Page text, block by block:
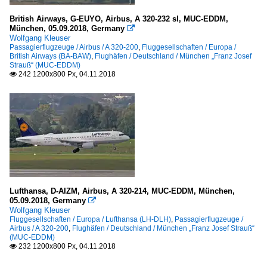
British Airways, G-EUYO, Airbus, A 320-232 sl, MUC-EDDM,
München, 05.09.2018, Germany 
Wolfgang Kleuser
Passagierflugzeuge / Airbus / A 320-200, Fluggesellschaften / Europa /
British Airways (BA-BAW), Flughäfen / Deutschland / München „Franz Josef
Strauß“ (MUC-EDDM)
 242 1200x800 Px, 04.11.2018
Lufthansa, D-AIZM, Airbus, A 320-214, MUC-EDDM, München,
05.09.2018, Germany 
Wolfgang Kleuser
Fluggesellschaften / Europa / Lufthansa (LH-DLH), Passagierflugzeuge /
Airbus / A 320-200, Flughäfen / Deutschland / München „Franz Josef Strauß“
(MUC-EDDM)
 232 1200x800 Px, 04.11.2018